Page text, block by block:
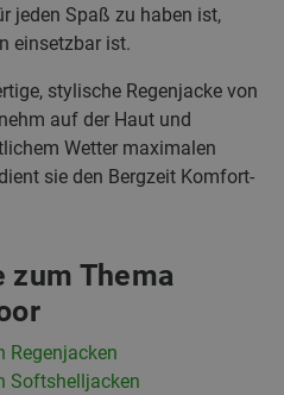
jeden Spaß zu haben ist,
einsetzbar ist.
stylische Regenjacke von
auf der Haut und
Wetter maximalen
sie den Bergzeit Komfort-
zum Thema
Regenjacken
Softshelljacken